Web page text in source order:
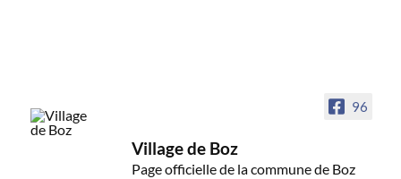
96
Village de Boz
Page officielle de la commune de Boz